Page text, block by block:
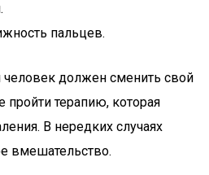
пальцев.
должен сменить свой
пройти терапию, которая
В нередких случаях
вмешательство.